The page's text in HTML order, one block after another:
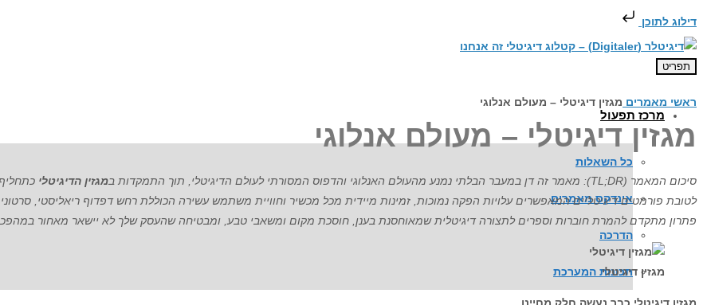
דילוג לתוכן
תפריט
מרכז תפעול
כל השאלות
אינדקס מאמרים
הדרכה
תכונות המערכת
ראשי מאמרים מגזין דיגיטלי – מעולם אנלוגי
מגזין דיגיטלי – מעולם אנלוגי
סיכום המאמר (TL;DR): מאמר זה דן במעבר הבלתי נמנע מהעולם האנלוגי והדפוס המסורתי לעולם הדיגיטלי, תוך התמקדות ב מגזין הדיגיטלי
לטובת פורמטים דיגיטליים המאפשרים עלויות הפקה נמוכות, זמינות מיידית מכל מכשיר וחוויית משתמש עשירה הכוללת רחש דפדוף ריאליסטי,
פתרון מתקדם להמרת חוברות וספרים לתצורה דיגיטלית שמאוחסנת בענן, חוסכת מקום ומשאבי טבע, ומבטיחה שהעסק שלך לא יישאר מאחור במהפכה
מגזין דיגיטלי